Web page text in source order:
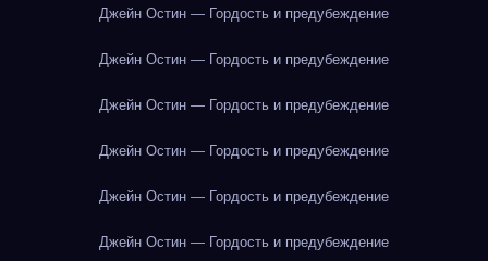
Джейн Остин — Гордость и предубеждение
Джейн Остин — Гордость и предубеждение
Джейн Остин — Гордость и предубеждение
Джейн Остин — Гордость и предубеждение
Джейн Остин — Гордость и предубеждение
Джейн Остин — Гордость и предубеждение